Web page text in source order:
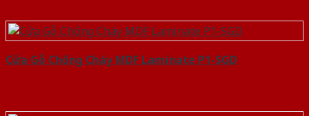
Cửa Gỗ Chống Cháy MDF Laminate P1-SGD